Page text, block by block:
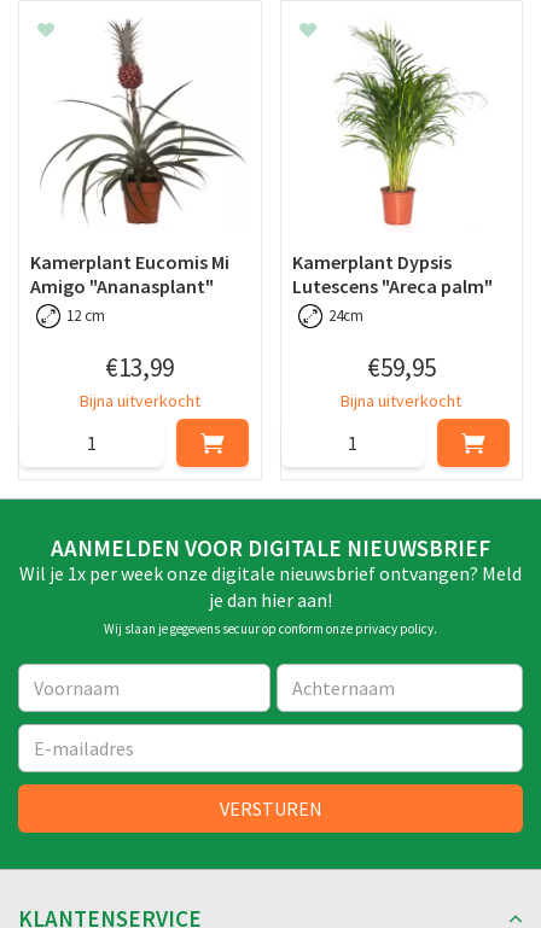
Kamerplant Eucomis Mi
Amigo "Ananasplant"
12 cm
€13,99
Bijna uitverkocht
Kamerplant Dypsis
Lutescens "Areca palm"
24cm
€59,95
Bijna uitverkocht
AANMELDEN VOOR DIGITALE NIEUWSBRIEF
Wil je 1x per week onze digitale nieuwsbrief ontvangen? Meld
je dan hier aan!
Wij slaan je gegevens secuur op conform onze privacy policy.
KLANTENSERVICE